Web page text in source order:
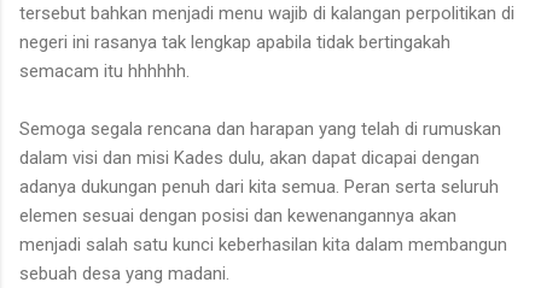
tersebut bahkan menjadi menu wajib di kalangan perpolitikan di
negeri ini rasanya tak lengkap apabila tidak bertingakah
semacam itu hhhhhh.
Semoga segala rencana dan harapan yang telah di rumuskan
dalam visi dan misi Kades dulu, akan dapat dicapai dengan
adanya dukungan penuh dari kita semua. Peran serta seluruh
elemen sesuai dengan posisi dan kewenangannya akan
menjadi salah satu kunci keberhasilan kita dalam membangun
sebuah desa yang madani.